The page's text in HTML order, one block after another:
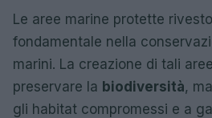
Le aree marine protette
fondamentale nella
marini. La creazione di tali
preservare la biodiversità,
gli habitat compromessi e a